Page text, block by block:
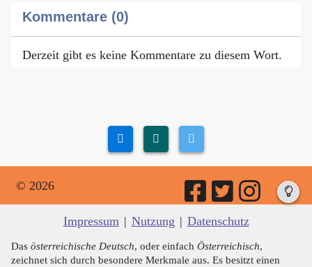
Kommentare (0)
Derzeit gibt es keine Kommentare zu diesem Wort.
© 2026
Impressum | Nutzung | Datenschutz
Das österreichische Deutsch, oder einfach Österreichisch,
zeichnet sich durch besondere Merkmale aus. Es besitzt einen